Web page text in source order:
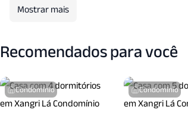
Sala Fitness
Sala Jantar Sala T V
Vigilancia24 Horas
Mostrar mais
Recomendados para você
Condomínio Condomínio